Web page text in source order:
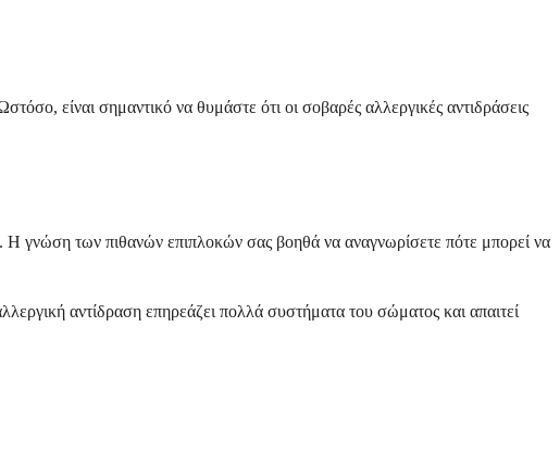
είναι σημαντικό να θυμάστε ότι οι σοβαρές αλλεργικές αντιδράσεις
Η γνώση των πιθανών επιπλοκών σας βοηθά να αναγνωρίσετε πότε μπορεί να
αντίδραση επηρεάζει πολλά συστήματα του σώματος και απαιτεί